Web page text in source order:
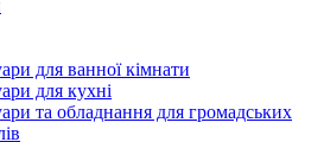
для ванної кімнати
для кухні
та обладнання для громадських